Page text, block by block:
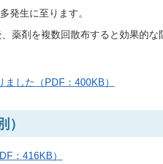
発生に至ります。
薬剤を複数回散布すると効果的な
ました（PDF：400KB）
：416KB）